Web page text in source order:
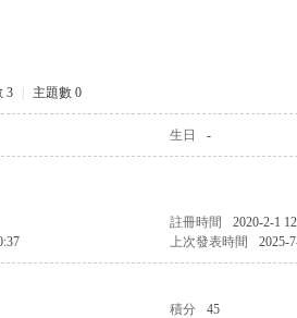
3 主題數 0
生日 -
註冊時間
2020-2-1
上次發表時間 2025-
積分
45